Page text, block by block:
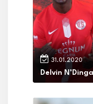
31.01.2020
Delvin